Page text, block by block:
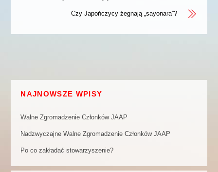
Czy Japończycy żegnają „sayonara”?
NAJNOWSZE WPISY
Walne Zgromadzenie Członków JAAP
Nadzwyczajne Walne Zgromadzenie Członków JAAP
Po co zakładać stowarzyszenie?